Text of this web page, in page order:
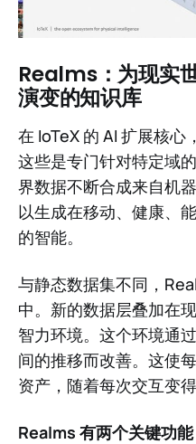
Realms：为现实
演变的知识库
在 IoTeX 的 AI 扩展核心
这些是专门针对特定域
界数据不断合成来自机
以生成在移动、健康、
的智能。
与静态数据集不同，
中。新的数据层叠加在
智力环境。这个环境通
间的推移而改善。这使
资产，随着每次交互变
Realms 有两个关键功能